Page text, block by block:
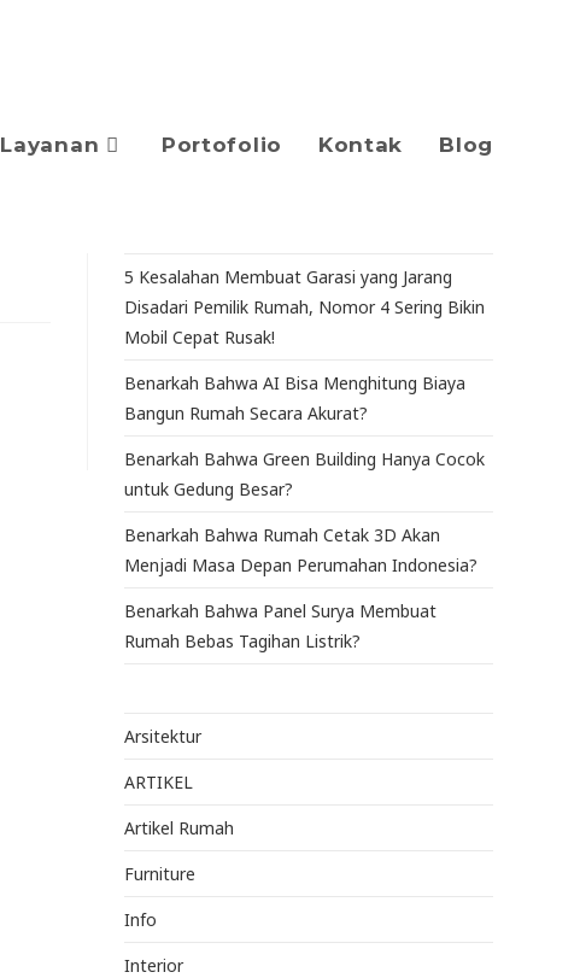
Layanan Portofolio Kontak Blog
5 Kesalahan Membuat Garasi yang Jarang
Disadari Pemilik Rumah, Nomor 4 Sering Bikin
Mobil Cepat Rusak!
Benarkah Bahwa AI Bisa Menghitung Biaya
Bangun Rumah Secara Akurat?
Benarkah Bahwa Green Building Hanya Cocok
untuk Gedung Besar?
Benarkah Bahwa Rumah Cetak 3D Akan
Menjadi Masa Depan Perumahan Indonesia?
Benarkah Bahwa Panel Surya Membuat
Rumah Bebas Tagihan Listrik?
Arsitektur
ARTIKEL
Artikel Rumah
Furniture
Info
Interior